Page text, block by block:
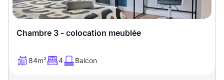
Chambre 3 - colocation meublée
84m² 4 Balcon